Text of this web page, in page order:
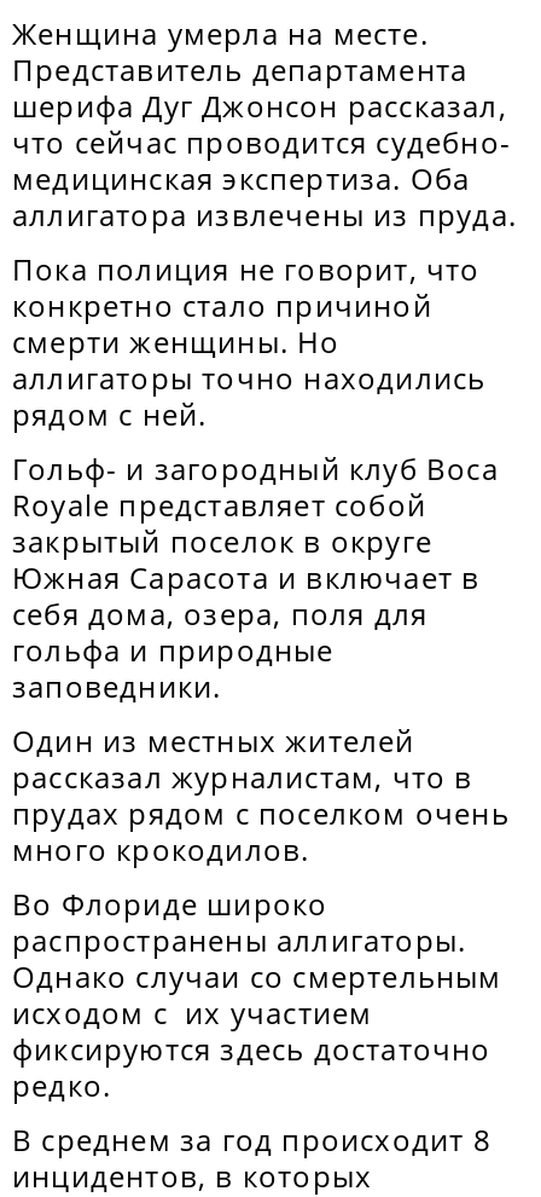
Женщина умерла на месте.
Представитель департамента
шерифа Дуг Джонсон рассказал,
что сейчас проводится судебно-
медицинская экспертиза. Оба
аллигатора извлечены из пруда.
Пока полиция не говорит, что
конкретно стало причиной
смерти женщины. Но
аллигаторы точно находились
рядом с ней.
Гольф- и загородный клуб Boca
Royale представляет собой
закрытый поселок в округе
Южная Сарасота и включает в
себя дома, озера, поля для
гольфа и природные
заповедники.
Один из местных жителей
рассказал журналистам, что в
прудах рядом с поселком очень
много крокодилов.
Во Флориде широко
распространены аллигаторы.
Однако случаи со смертельным
исходом с их участием
фиксируются здесь достаточно
редко.
В среднем за год происходит 8
инцидентов, в которых